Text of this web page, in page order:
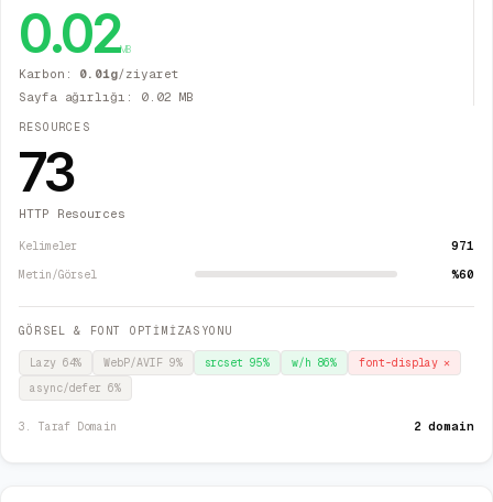
0.02MB
Karbon: 0.01g/ziyaret
Sayfa ağırlığı: 0.02 MB
RESOURCES
73
HTTP Resources
Kelimeler 971
Metin/Görsel %60
GÖRSEL & FONT OPTİMİZASYONU
Lazy 64% WebP/AVIF 9% srcset95% w/h 86% font-display ✕
async/defer6%
3. Taraf Domain 2 domain